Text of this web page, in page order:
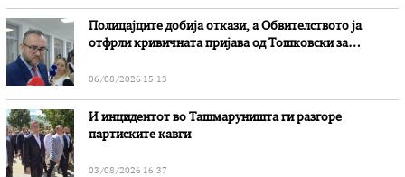
Полицајците добија откази, а Обвителството ја
отфрли кривичната пријава од Тошковски за
06/08/2026 15:13
И инцидентот во Ташмаруништa ги разгоре
партиските кавги
03/08/2026 16:37